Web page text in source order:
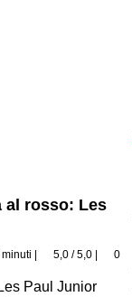
al rosso: Les
| 5,0 / 5,0 | 0
Paul Junior